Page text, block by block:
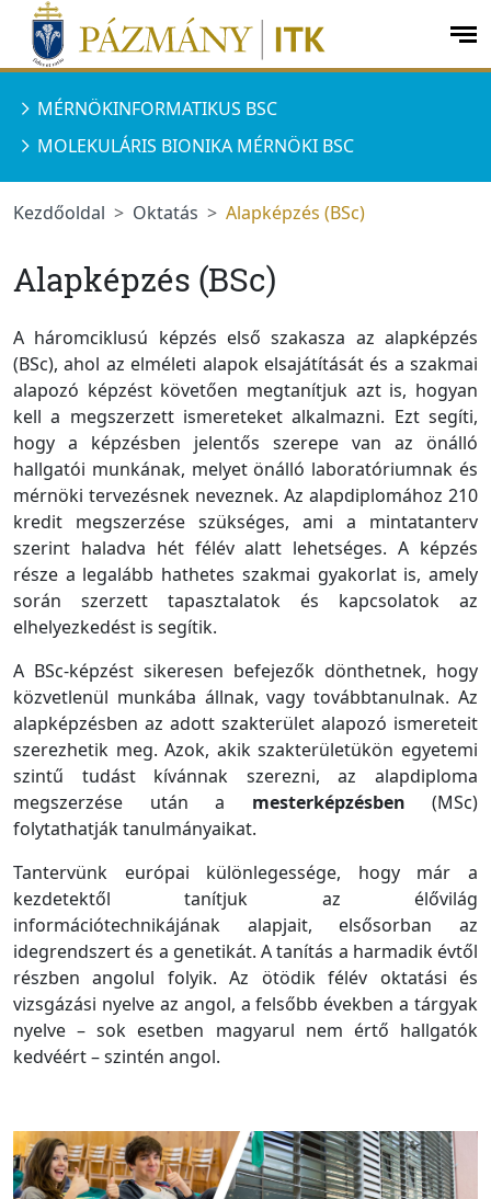
Ugrás a menüre
Ugrás a tartalomra
MÉRNÖKINFORMATIKUS BSC
MOLEKULÁRIS BIONIKA MÉRNÖKI BSC
Kezdőoldal Oktatás Alapképzés (BSc)
Alapképzés (BSc)
A háromciklusú képzés első szakasza az alapképzés
(BSc), ahol az elméleti alapok elsajátítását és a szakmai
alapozó képzést követően megtanítjuk azt is, hogyan
kell a megszerzett ismereteket alkalmazni. Ezt segíti,
hogy a képzésben jelentős szerepe van az önálló
hallgatói munkának, melyet önálló laboratóriumnak és
mérnöki tervezésnek neveznek. Az alapdiplomához 210
kredit megszerzése szükséges, ami a mintatanterv
szerint haladva hét félév alatt lehetséges. A képzés
része a legalább hathetes szakmai gyakorlat is, amely
során szerzett tapasztalatok és kapcsolatok az
elhelyezkedést is segítik.
A BSc-képzést sikeresen befejezők dönthetnek, hogy
közvetlenül munkába állnak, vagy továbbtanulnak. Az
alapképzésben az adott szakterület alapozó ismereteit
szerezhetik meg. Azok, akik szakterületükön egyetemi
szintű tudást kívánnak szerezni, az alapdiploma
megszerzése után a mesterképzésben (MSc)
folytathatják tanulmányaikat.
Tantervünk európai különlegessége, hogy már a
kezdetektől tanítjuk az élővilág
információtechnikájának alapjait, elsősorban az
idegrendszert és a genetikát. A tanítás a harmadik évtől
részben angolul folyik. Az ötödik félév oktatási és
vizsgázási nyelve az angol, a felsőbb években a tárgyak
nyelve – sok esetben magyarul nem értő hallgatók
kedvéért – szintén angol.